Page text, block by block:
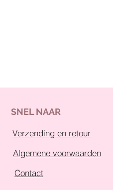
SNEL NAAR
Verzending en retour
Algemene voorwaarden
Contact